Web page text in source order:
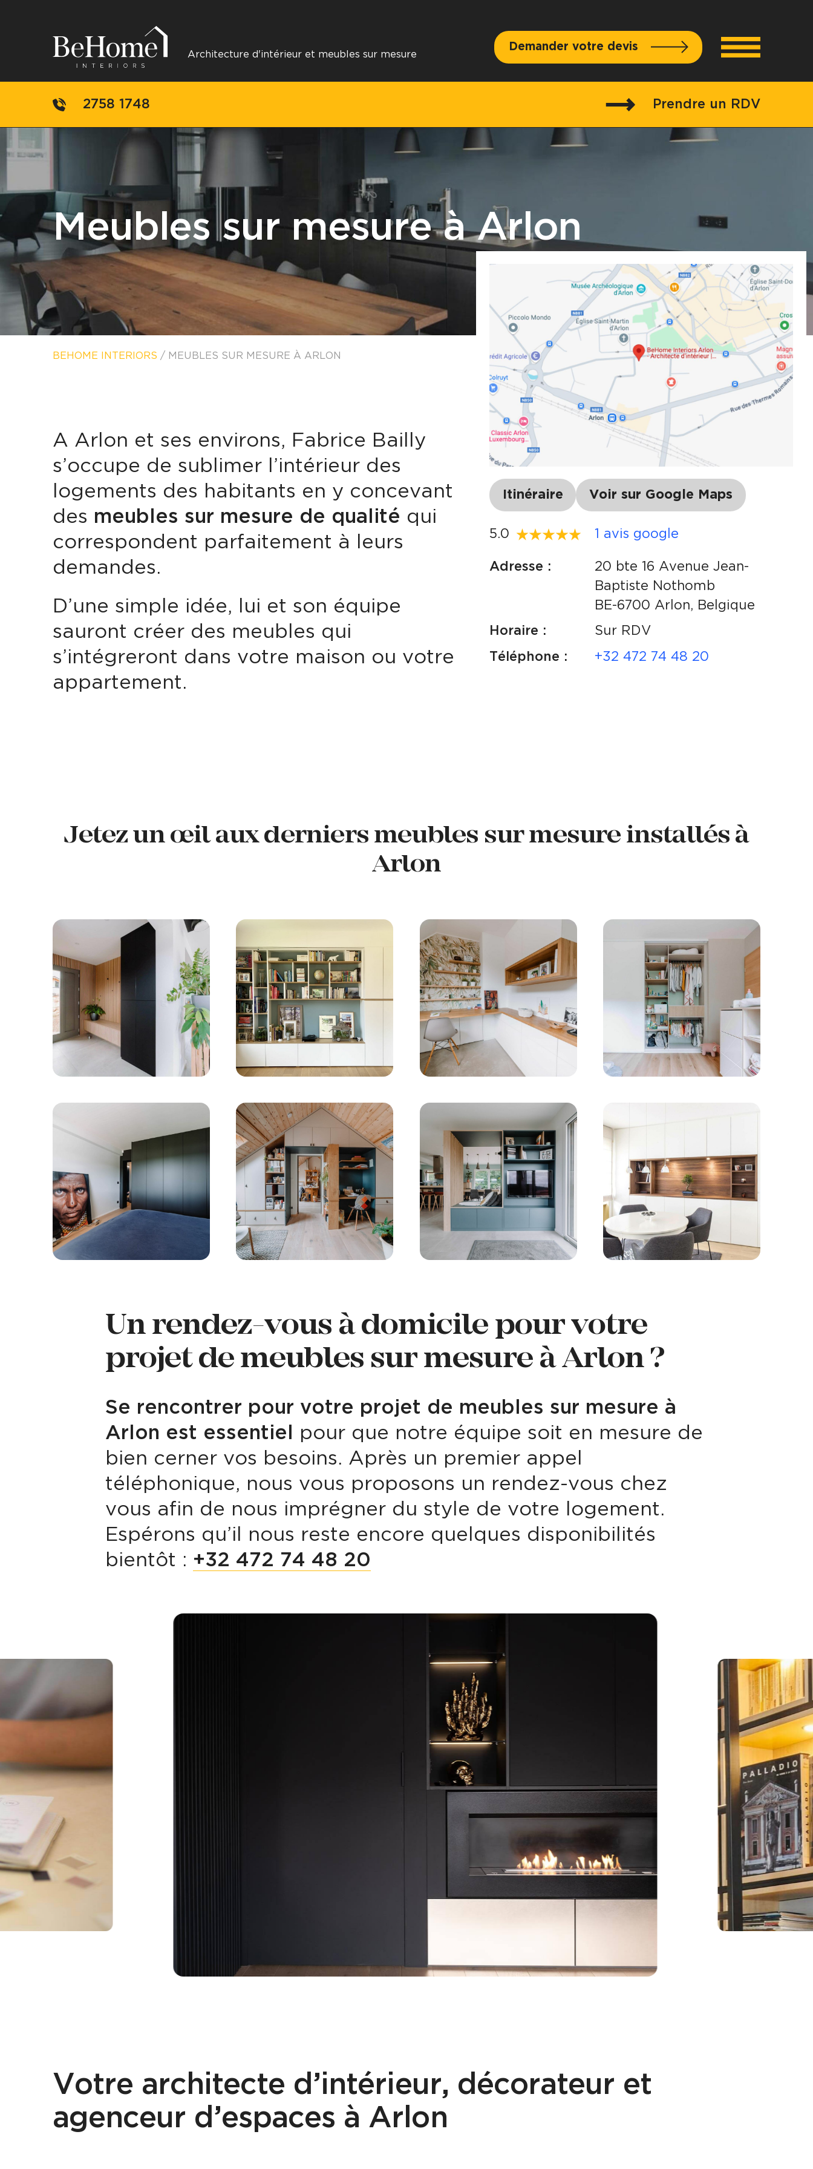
Architecture d'intérieur et meubles sur mesure
Demander votre devis
2758 1748 Prendre un RDV
Meubles sur mesure à Arlon
BEHOME INTERIORS / MEUBLES SUR MESURE À ARLON
A Arlon et ses environs, Fabrice Bailly
s’occupe de sublimer l’intérieur des
logements des habitants en y concevant
des meubles sur mesure de qualité qui
correspondent parfaitement à leurs
demandes.
D’une simple idée, lui et son équipe
sauront créer des meubles qui
s’intégreront dans votre maison ou votre
appartement.
Itinéraire Voir sur Google Maps
5.0 1 avis google
Adresse :
20 bte 16 Avenue Jean-
Baptiste Nothomb
BE-6700 Arlon, Belgique
Horaire : Sur RDV
Téléphone : +32 472 74 48 20
Jetez un œil aux derniers meubles sur mesure installés à
Arlon
Un rendez-vous à domicile pour votre
projet de meubles sur mesure à Arlon ?
Se rencontrer pour votre projet de meubles sur mesure à
Arlon est essentiel
pour que notre équipe soit en mesure de
bien cerner vos besoins. Après un premier appel
téléphonique, nous vous proposons un rendez-vous chez
vous afin de nous imprégner du style de votre logement.
Espérons qu’il nous reste encore quelques disponibilités
bientôt : +32 472 74 48 20
Votre architecte d’intérieur, décorateur et
agenceur d’espaces à Arlon